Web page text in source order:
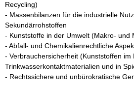
Recycling)
- Massenbilanzen für die industrielle
Sekundärrohstoffen
- Kunststoffe in der Umwelt (Makro- und
- Abfall- und Chemikalienrechtliche
- Verbrauchersicherheit (Kunststoffen im
Trinkwasserkontaktmaterialien und in
- Rechtssichere und unbürokratische